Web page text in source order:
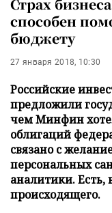
Страх
способен
бюджету
27 января 2018, 10:30
Российские
предложили
чем Минфин
облигаций
связано с
персональных
аналитики. Есть,
происходящего.